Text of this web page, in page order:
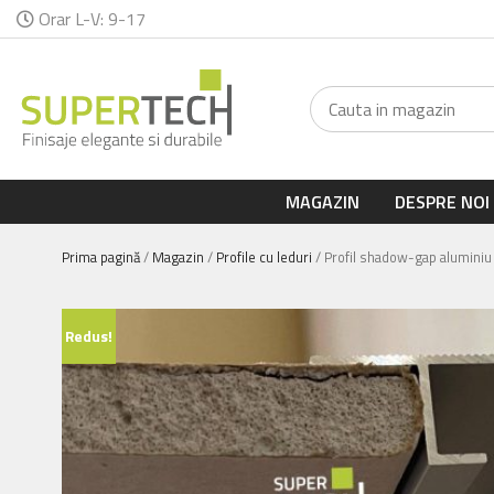
Orar L-V: 9-17
MAGAZIN DESPRE NOI
Prima pagină/ Magazin / Profile cu leduri / Profil shadow-gap
Redus!